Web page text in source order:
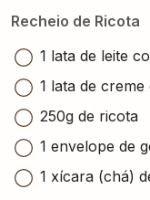
Recheio de Ricota
1 lata de leite
1 lata de creme
250g de ricota
1 envelope de
1 xícara (chá)